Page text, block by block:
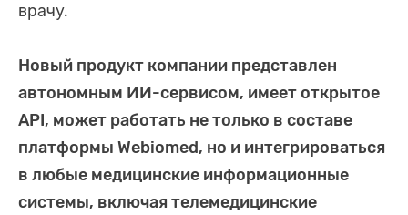
врачу.
Новый продукт компании представлен
автономным ИИ-сервисом, имеет открытое
API, может работать не только в составе
платформы Webiomed, но и интегрироваться
в любые медицинские информационные
системы, включая телемедицинские